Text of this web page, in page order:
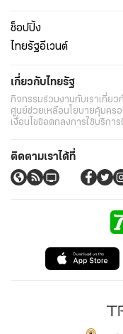
ช็อปปิ้ง
ไทยรัฐอีเวนต์
เกี่ยวกับไทยรัฐ
กิจกรรมร่วมงานกับเราเกี่ยว
ศูนย์ช่วยเหลือนโยบายคุ้มคร
เงื่อนไขข้อตกลงการใช้บริการ
ติดตามเราได้ที่